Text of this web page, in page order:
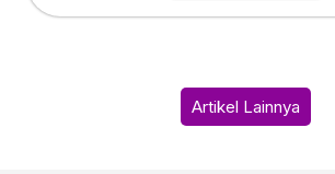
Artikel Lainnya